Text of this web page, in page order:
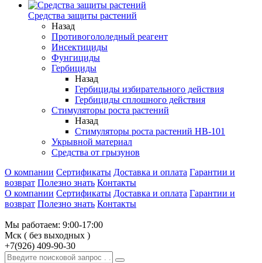
Средства защиты растений
Назад
Противогололедный реагент
Инсектициды
Фунгициды
Гербициды
Назад
Гербициды избирательного действия
Гербициды сплошного действия
Стимуляторы роста растений
Назад
Стимуляторы роста растений HB-101
Укрывной материал
Средства от грызунов
О компании Сертификаты Доставка и оплата Гарантии и
возврат Полезно знать Контакты
О компании Сертификаты Доставка и оплата Гарантии и
возврат Полезно знать Контакты
Мы работаем: 9:00-17:00
Мск ( без выходных )
+7(926) 409-90-30